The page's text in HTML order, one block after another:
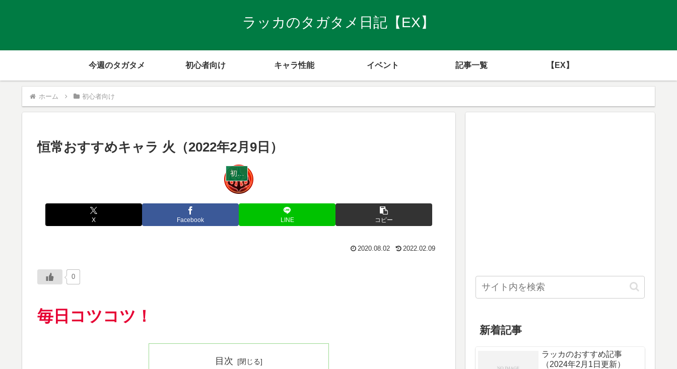
ラッカのタガタメ日記【EX】
今週のタガタメ 初心者向け キャラ性能 イベント 記事一覧 【EX】
ホーム 初心者向け
恒常おすすめキャラ 火（2022年2月9日）
初心者向け
X Facebook LINE コピー
2020.08.02 2022.02.09
0
毎日コツコツ！
目次
新着記事
ラッカのおすすめ記事
（2024年2月1日更新）